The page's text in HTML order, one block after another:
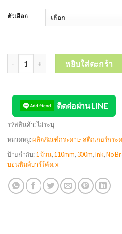
ตัวเลือก
จำนวน Ribbon Wax ริบบอนพิมพ์บาร์
หยิบใส่ตะกร้า
ติดต่อผ่าน LINE
รหัสสินค้า:ไม่ระบุ
หมวดหมู่:ผลิตภัณฑ์กระดาษ,สติกเกอร์กระ
ป้ายกำกับ:1 ม้วน, 110mm, 300m, Ink,No
บอนพิมพ์บาร์โค้ด,x